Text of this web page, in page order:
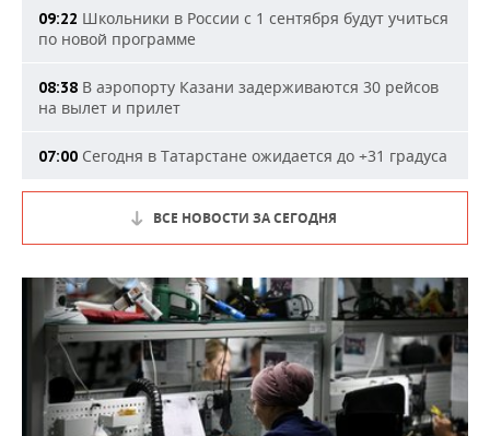
09:22 Школьники в России с 1 сентября будут учиться
по новой программе
08:38 В аэропорту Казани задерживаются 30 рейсов
на вылет и прилет
07:00 Сегодня в Татарстане ожидается до +31 градуса
ВСЕ НОВОСТИ ЗА СЕГОДНЯ